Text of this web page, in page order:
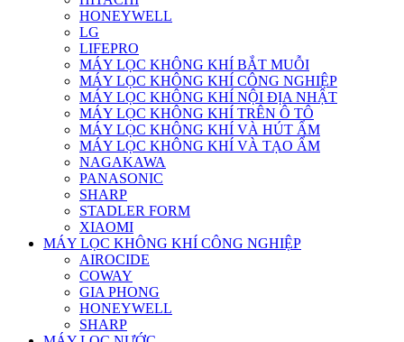
HONEYWELL
LG
LIFEPRO
MÁY LỌC KHÔNG KHÍ BẮT MUỖI
MÁY LỌC KHÔNG KHÍ CÔNG NGHIỆP
MÁY LỌC KHÔNG KHÍ NỘI ĐỊA NHẬT
MÁY LỌC KHÔNG KHÍ TRÊN Ô TÔ
MÁY LỌC KHÔNG KHÍ VÀ HÚT ẨM
MÁY LỌC KHÔNG KHÍ VÀ TẠO ẨM
NAGAKAWA
PANASONIC
SHARP
STADLER FORM
XIAOMI
MÁY LỌC KHÔNG KHÍ CÔNG NGHIỆP
AIROCIDE
COWAY
GIA PHONG
HONEYWELL
SHARP